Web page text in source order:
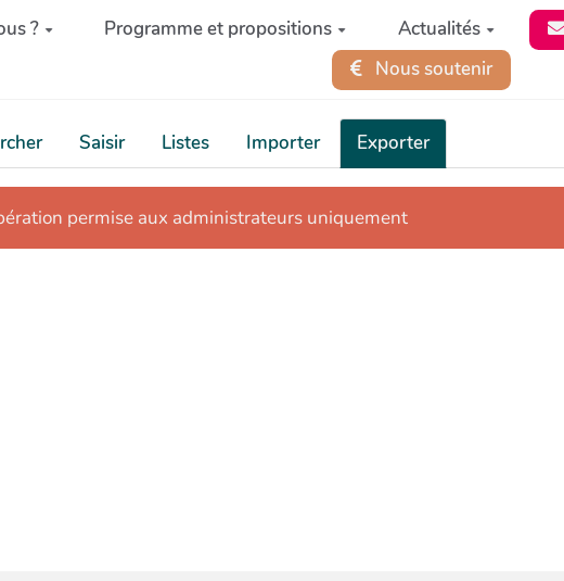
? Programme et propositions Actualités
Nous soutenir
Saisir Listes Importer Exporter
permise aux administrateurs uniquement